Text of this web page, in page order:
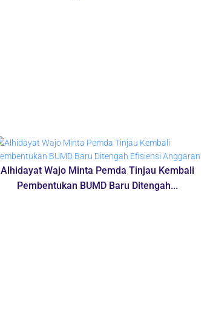
Alhidayat Wajo Minta Pemda Tinjau Kembali
Pembentukan BUMD Baru Ditengah...